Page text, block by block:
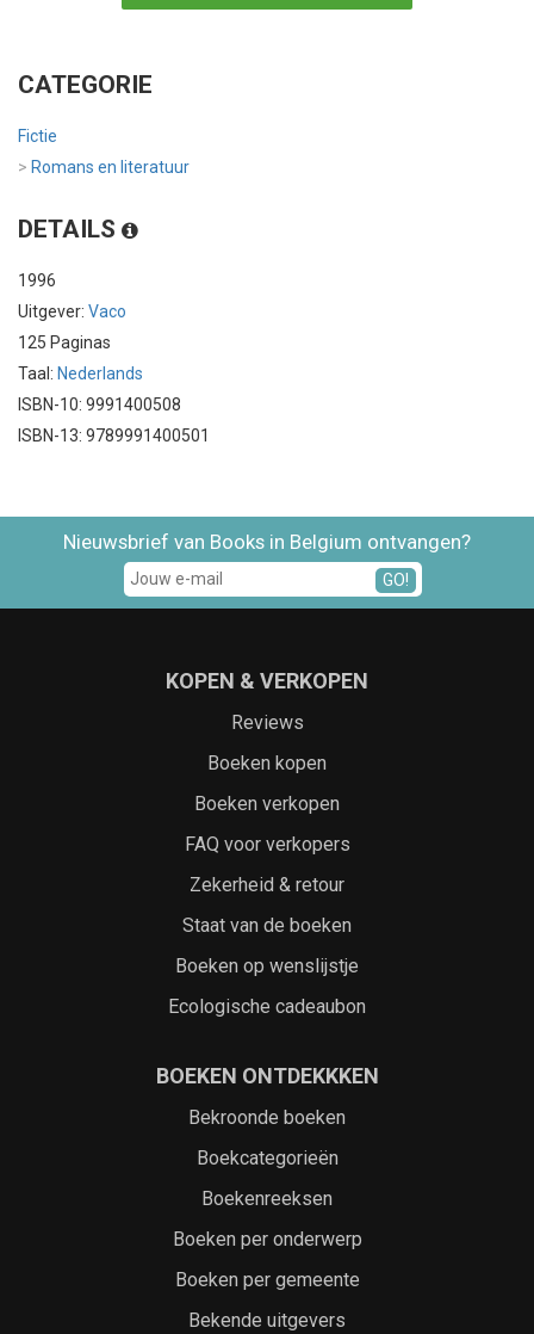
CATEGORIE
Fictie
> Romans en literatuur
DETAILS
1996
Uitgever: Vaco
125 Paginas
Taal: Nederlands
ISBN-10: 9991400508
ISBN-13: 9789991400501
Nieuwsbrief van Books in Belgium ontvangen?
GO!
KOPEN & VERKOPEN
Reviews
Boeken kopen
Boeken verkopen
FAQ voor verkopers
Zekerheid & retour
Staat van de boeken
Boeken op wenslijstje
Ecologische cadeaubon
BOEKEN ONTDEKKKEN
Bekroonde boeken
Boekcategorieën
Boekenreeksen
Boeken per onderwerp
Boeken per gemeente
Bekende uitgevers